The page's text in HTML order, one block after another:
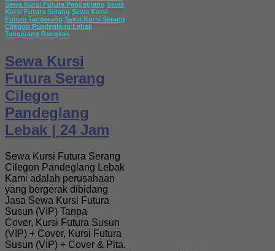
Sewa Kursi Futura Pandeglang Sewa
Kursi Futura Serang Sewa Kursi
Futura Tangerang Sewa Kursi Serang
Cilegon Pandeglang Lebak
Tangerang Rangkas
Sewa Kursi
Futura Serang
Cilegon
Pandeglang
Lebak | 24 Jam
Sewa Kursi Futura Serang
Cilegon Pandeglang Lebak
Kami adalah perusahaan
yang bergerak dibidang
Jasa Sewa Kursi Futura
Susun (VIP) Tanpa
Cover, Kursi Futura Susun
(VIP) + Cover, Kursi Futura
Susun (VIP) + Cover & Pita.